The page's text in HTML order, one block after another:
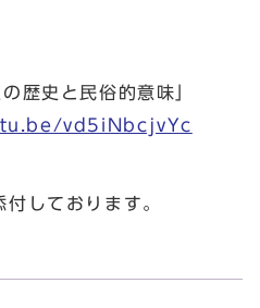
歴史と民俗的意味」
vd5iNbcjvYc
しております。